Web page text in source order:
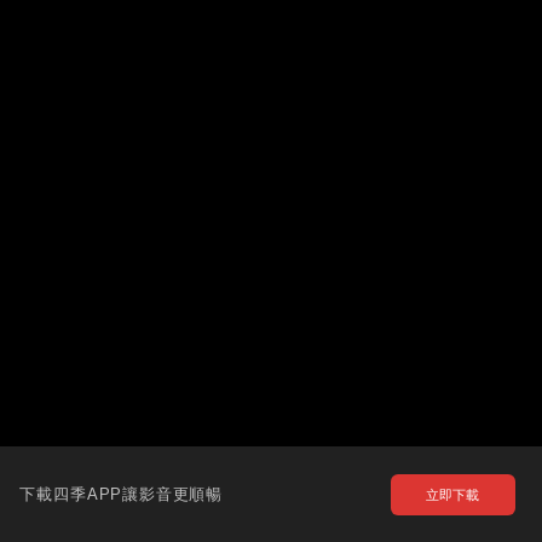
下載四季APP讓影音更順暢 立即下載